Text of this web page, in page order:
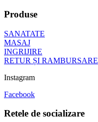
Produse
SANATATE
MASAJ
INGRIJIRE
RETUR ȘI RAMBURSARE
Instagram
Facebook
Retele de socializare